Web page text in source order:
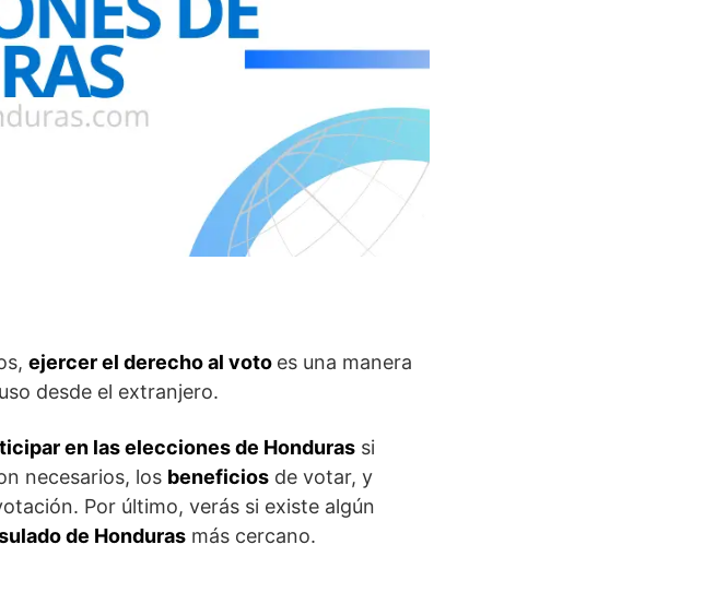
ejercer el derecho al voto es una manera
desde el extranjero.
en las elecciones de Honduras si
necesarios, los beneficios de votar, y
Por último, verás si existe algún
de Honduras más cercano.